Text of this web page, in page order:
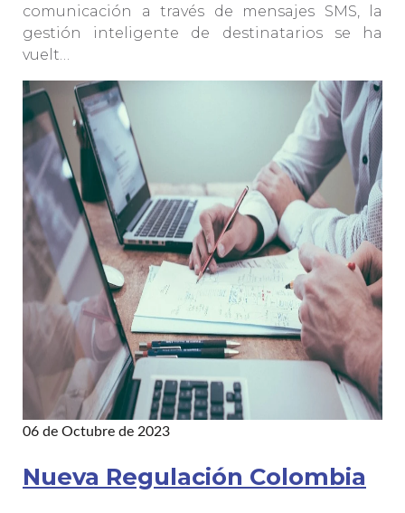
comunicación a través de mensajes SMS, la
gestión inteligente de destinatarios se ha
vuelt…
06 de Octubre de 2023
Nueva Regulación Colombia